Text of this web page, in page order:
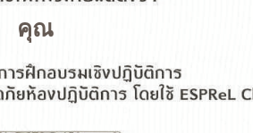
คุณ